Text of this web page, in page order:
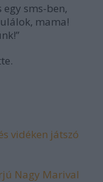
sms-ben,
mama!
vidéken játszó
Nagy Marival